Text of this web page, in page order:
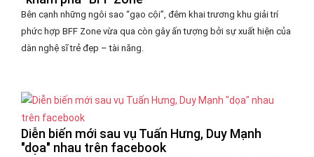
Bên cạnh những ngôi sao “gạo cội”, đêm khai trương khu giải trí
phức hợp BFF Zone vừa qua còn gây ấn tượng bởi sự xuất hiện của
dàn nghệ sĩ trẻ đẹp – tài năng.
Diễn biến mới sau vụ Tuấn Hưng, Duy Mạnh
"dọa" nhau trên facebook